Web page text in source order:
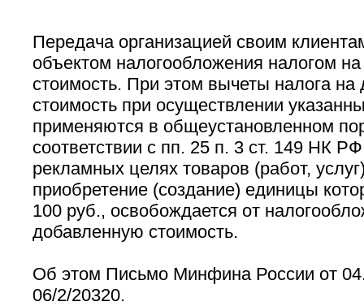
Передача организацией своим
объектом налогообложения налогом
стоимость. При этом вычеты налога на
стоимость при осуществлении
применяются в общеустановленном
соответствии с пп. 25 п. 3 ст. 149 НК
рекламных целях товаров (работ,
приобретение (создание) единицы
100 руб., освобождается от
добавленную стоимость.
Об этом Письмо Минфина России от
06/2/20320.